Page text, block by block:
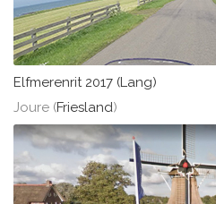
Elfmerenrit 2017 (Lang)
Joure (Friesland)